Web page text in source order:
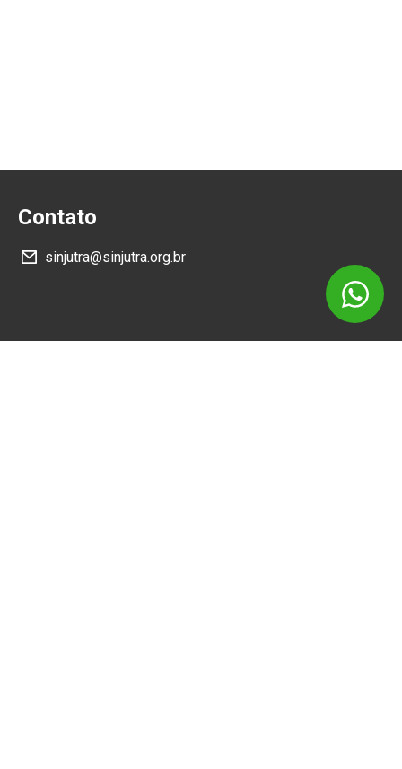
Contato
sinjutra@sinjutra.org.br